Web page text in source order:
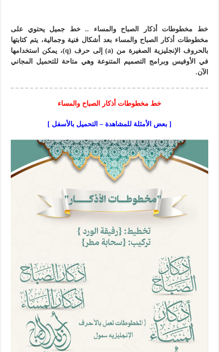
خط مخطوطات أذكار الصباح والمساء .. خط جميل يحتوي على
مخطوطات أذكار الصباح والمساء بعد أشكال فنية وجمالية، يتم كتابتها
بالحروف الإنجليزية الصغيرة من (a) إلى حرف (q)، يمكن استخدامها
في الأوفيس وبرامج التصميم المتنوعة وهي متاحة للتحميل المجاني
الآن.
خط مخطوطات أذكار الصباح والمساء
[ بعض الأمثلة للمشاهدة – التحميل بالأسفل ]